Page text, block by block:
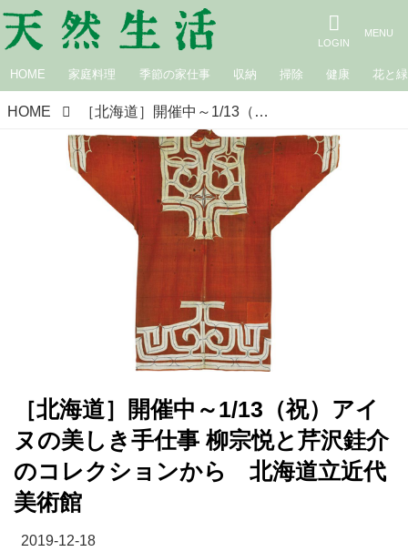
HOME 家庭料理 季節の家仕事 収納 掃除 健康 花と緑
HOME ［北海道］開催中～1/13（祝）アイヌの美しき手仕事 柳宗悦と芹沢銈介のコレクションから 北海道立近代美術館
［北海道］開催中～1/13（祝）アイ
ヌの美しき手仕事 柳宗悦と芹沢銈介
のコレクションから 北海道立近代
美術館
2019-12-18